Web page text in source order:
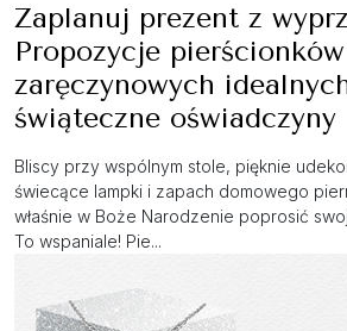
Zaplanuj prezent z
Propozycje pierścionków
zaręczynowych
świąteczne oświadczyny
Bliscy przy wspólnym stole, pięknie
świecące lampki i zapach domowego
właśnie w Boże Narodzenie poprosić
To wspaniale! Pie...